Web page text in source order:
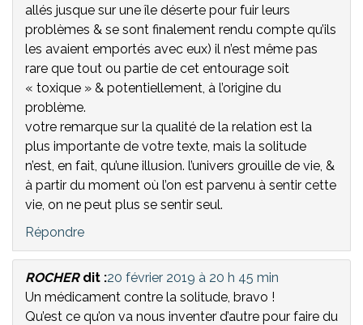
allés jusque sur une île déserte pour fuir leurs
problèmes & se sont finalement rendu compte qu’ils
les avaient emportés avec eux) il n’est même pas
rare que tout ou partie de cet entourage soit
« toxique » & potentiellement, à l’origine du
problème.
votre remarque sur la qualité de la relation est la
plus importante de votre texte, mais la solitude
n’est, en fait, qu’une illusion. l’univers grouille de vie, &
à partir du moment où l’on est parvenu à sentir cette
vie, on ne peut plus se sentir seul.
Répondre
ROCHER dit :20 février 2019 à 20 h 45 min
Un médicament contre la solitude, bravo !
Qu’est ce qu’on va nous inventer d’autre pour faire du